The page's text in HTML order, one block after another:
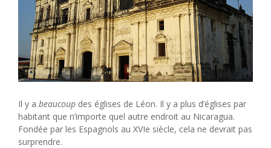
Il y a beaucoup des églises de Léon. Il y a plus d’églises par
habitant que n’importe quel autre endroit au Nicaragua.
Fondée par les Espagnols au XVIe siècle, cela ne devrait pas
surprendre.